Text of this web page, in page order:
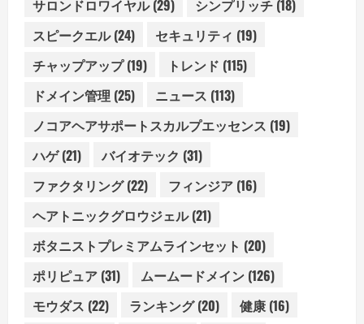
サロンドロワイヤル(29) シンプリッチ (18)
スピークエル(24) セキュリティ (19)
チャップアップ(19) トレンド (115)
ドメイン管理 (25) ニュース (113)
ノコアヘアサポートスカルプエッセンス (19)
ハゲ(21) バイオテック (31)
ファクタリング(22) フィンジア (16)
ヘアトニックグロウジェル(21)
ボタニストプレミアムラインセット (20)
ポリピュア (31) ムームードメイン (126)
モウダス (22) ランキング(20) 健康 (16)